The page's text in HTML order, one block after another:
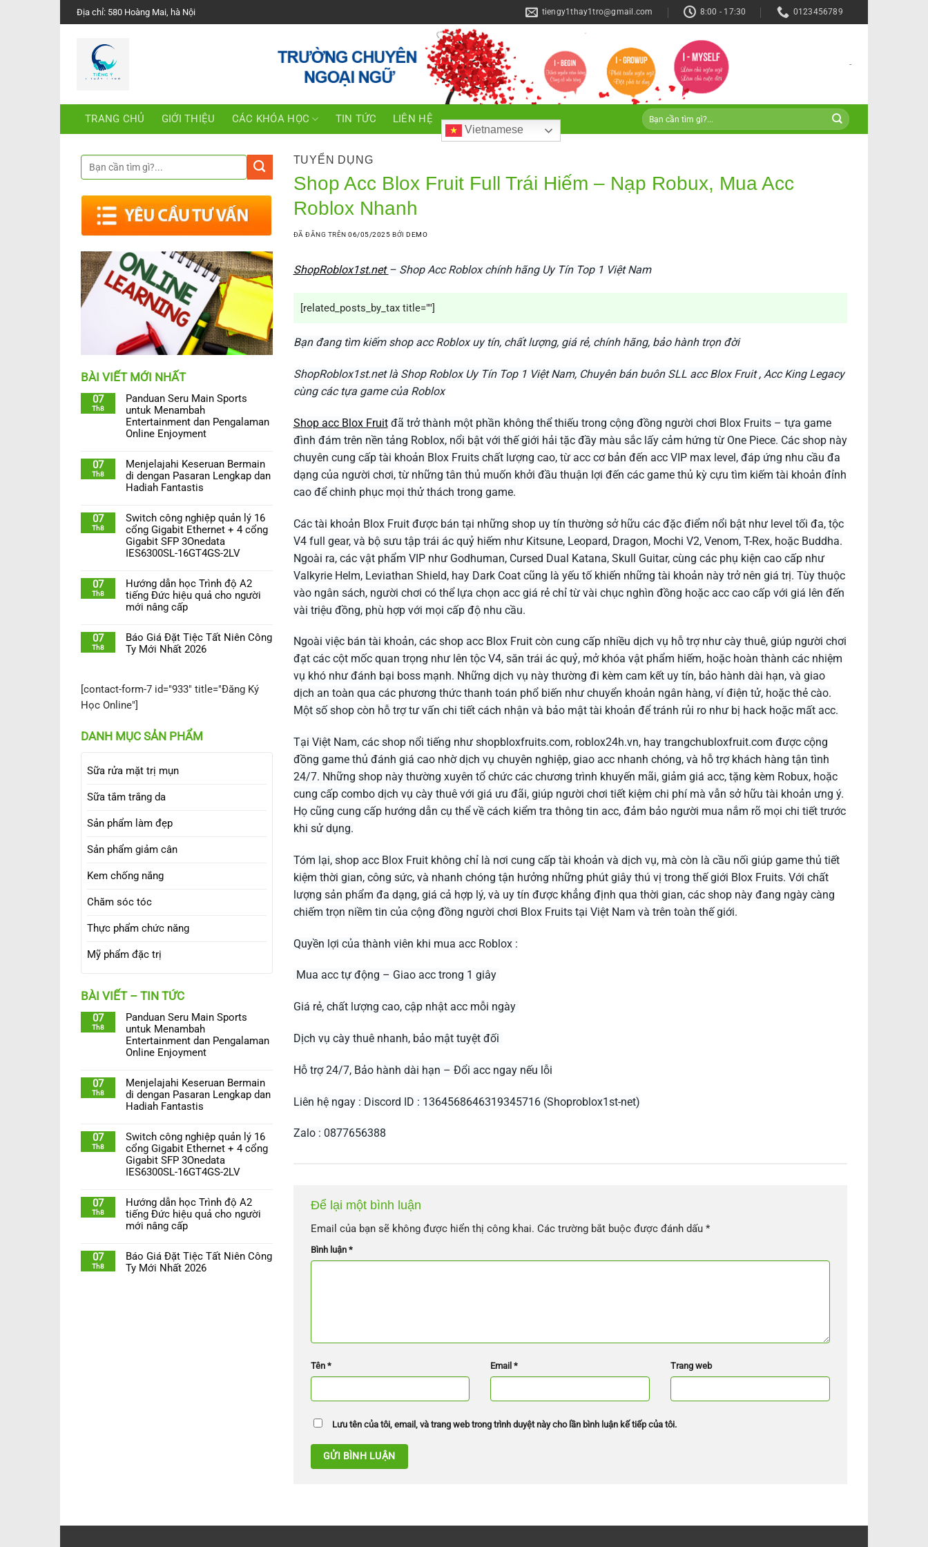
Chuyển
đến
Địa chỉ: 580 Hoàng Mai, hà Nội tiengy1thay1tro@gmail.com 8:00 - 17:30 0123456789
-
TRANG CHỦ GIỚI THIỆU CÁC KHÓA HỌC TIN TỨC LIÊN HỆ
Vietnamese
BÀI VIẾT MỚI NHẤT
07
Th8
Panduan Seru Main Sports
untuk Menambah
Entertainment dan Pengalaman
Online Enjoyment
07
Th8
Menjelajahi Keseruan Bermain
di dengan Pasaran Lengkap dan
Hadiah Fantastis
07
Th8
Switch công nghiệp quản lý 16
cổng Gigabit Ethernet + 4 cổng
Gigabit SFP 3Onedata
IES6300SL-16GT4GS-2LV
07
Th8
Hướng dẫn học Trình độ A2
tiếng Đức hiệu quả cho người
mới nâng cấp
07
Th8
Báo Giá Đặt Tiệc Tất Niên Công
Ty Mới Nhất 2026
[contact-form-7 id="933" title="Đăng Ký
Học Online"]
DANH MỤC SẢN PHẨM
Sữa rửa mặt trị mụn
Sữa tắm trắng da
Sản phẩm làm đẹp
Sản phẩm giảm cân
Kem chống nắng
Chăm sóc tóc
Thực phẩm chức năng
Mỹ phẩm đặc trị
BÀI VIẾT – TIN TỨC
07
Th8
Panduan Seru Main Sports
untuk Menambah
Entertainment dan Pengalaman
Online Enjoyment
07
Th8
Menjelajahi Keseruan Bermain
di dengan Pasaran Lengkap dan
Hadiah Fantastis
07
Th8
Switch công nghiệp quản lý 16
cổng Gigabit Ethernet + 4 cổng
Gigabit SFP 3Onedata
IES6300SL-16GT4GS-2LV
07
Th8
Hướng dẫn học Trình độ A2
tiếng Đức hiệu quả cho người
mới nâng cấp
07
Th8
Báo Giá Đặt Tiệc Tất Niên Công
Ty Mới Nhất 2026
TUYỂN DỤNG
Shop Acc Blox Fruit Full Trái Hiếm – Nạp Robux, Mua Acc
Roblox Nhanh
ĐÃ ĐĂNG TRÊN06/05/2025 BỞIDEMO
ShopRoblox1st.net – Shop Acc Roblox chính hãng Uy Tín Top 1 Việt Nam
[related_posts_by_tax title=""]
Bạn đang tìm kiếm shop acc Roblox uy tín, chất lượng, giá rẻ, chính hãng, bảo hành trọn đời
ShopRoblox1st.net là Shop Roblox Uy Tín Top 1 Việt Nam, Chuyên bán buôn SLL acc Blox Fruit , Acc King Legacy
cùng các tựa game của Roblox
Shop acc Blox Fruit đã trở thành một phần không thể thiếu trong cộng đồng người chơi Blox Fruits – tựa game
đình đám trên nền tảng Roblox, nổi bật với thế giới hải tặc đầy màu sắc lấy cảm hứng từ One Piece. Các shop này
chuyên cung cấp tài khoản Blox Fruits chất lượng cao, từ acc cơ bản đến acc VIP max level, đáp ứng nhu cầu đa
dạng của người chơi, từ những tân thủ muốn khởi đầu thuận lợi đến các game thủ kỳ cựu tìm kiếm tài khoản đỉnh
cao để chinh phục mọi thử thách trong game.
Các tài khoản Blox Fruit được bán tại những shop uy tín thường sở hữu các đặc điểm nổi bật như level tối đa, tộc
V4 full gear, và bộ sưu tập trái ác quỷ hiếm như Kitsune, Leopard, Dragon, Mochi V2, Venom, T-Rex, hoặc Buddha.
Ngoài ra, các vật phẩm VIP như Godhuman, Cursed Dual Katana, Skull Guitar, cùng các phụ kiện cao cấp như
Valkyrie Helm, Leviathan Shield, hay Dark Coat cũng là yếu tố khiến những tài khoản này trở nên giá trị. Tùy thuộc
vào ngân sách, người chơi có thể lựa chọn acc giá rẻ chỉ từ vài chục nghìn đồng hoặc acc cao cấp với giá lên đến
vài triệu đồng, phù hợp với mọi cấp độ nhu cầu.
Ngoài việc bán tài khoản, các shop acc Blox Fruit còn cung cấp nhiều dịch vụ hỗ trợ như cày thuê, giúp người chơi
đạt các cột mốc quan trọng như lên tộc V4, săn trái ác quỷ, mở khóa vật phẩm hiếm, hoặc hoàn thành các nhiệm
vụ khó như đánh bại boss mạnh. Những dịch vụ này thường đi kèm cam kết uy tín, bảo hành dài hạn, và giao
dịch an toàn qua các phương thức thanh toán phổ biến như chuyển khoản ngân hàng, ví điện tử, hoặc thẻ cào.
Một số shop còn hỗ trợ tư vấn chi tiết cách nhận và bảo mật tài khoản để tránh rủi ro như bị hack hoặc mất acc.
Tại Việt Nam, các shop nổi tiếng như shopbloxfruits.com, roblox24h.vn, hay trangchubloxfruit.com được cộng
đồng game thủ đánh giá cao nhờ dịch vụ chuyên nghiệp, giao acc nhanh chóng, và hỗ trợ khách hàng tận tình
24/7. Những shop này thường xuyên tổ chức các chương trình khuyến mãi, giảm giá acc, tặng kèm Robux, hoặc
cung cấp combo dịch vụ cày thuê với giá ưu đãi, giúp người chơi tiết kiệm chi phí mà vẫn sở hữu tài khoản ưng ý.
Họ cũng cung cấp hướng dẫn cụ thể về cách kiểm tra thông tin acc, đảm bảo người mua nắm rõ mọi chi tiết trước
khi sử dụng.
Tóm lại, shop acc Blox Fruit không chỉ là nơi cung cấp tài khoản và dịch vụ, mà còn là cầu nối giúp game thủ tiết
kiệm thời gian, công sức, và nhanh chóng tận hưởng những phút giây thú vị trong thế giới Blox Fruits. Với chất
lượng sản phẩm đa dạng, giá cả hợp lý, và uy tín được khẳng định qua thời gian, các shop này đang ngày càng
chiếm trọn niềm tin của cộng đồng người chơi Blox Fruits tại Việt Nam và trên toàn thế giới.
Quyền lợi của thành viên khi mua acc Roblox :
Mua acc tự động – Giao acc trong 1 giây
Giá rẻ, chất lượng cao, cập nhật acc mỗi ngày
Dịch vụ cày thuê nhanh, bảo mật tuyệt đối
Hỗ trợ 24/7, Bảo hành dài hạn – Đổi acc ngay nếu lỗi
Liên hệ ngay : Discord ID : 1364568646319345716 (Shoproblox1st-net)
Zalo : 0877656388
Để lại một bình luận
Email của bạn sẽ không được hiển thị công khai. Các trường bắt buộc được đánh dấu *
Bình luận *
Tên * Email* Trang web
Lưu tên của tôi, email, và trang web trong trình duyệt này cho lần bình luận kế tiếp của tôi.